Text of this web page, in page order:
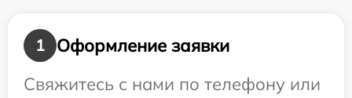
1
Оформление заявки
Свяжитесь с нами по телефону или